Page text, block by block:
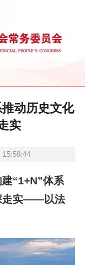
动历史文化
实
15:58:44
“1+N”体系
走实——以法